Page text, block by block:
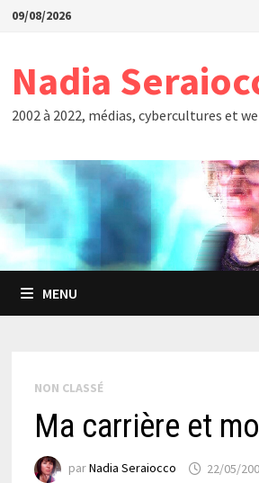
Passer
09/08/2026
Nadia
2002 à 2022, médias, cybercultures et
MENU
NON CLASSÉ
Ma carrière et
parNadia Seraiocco 22/05/